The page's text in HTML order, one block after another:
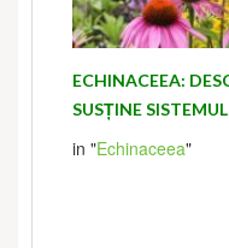
ECHINACEEA:
SUSȚINE
in "Echinaceea"